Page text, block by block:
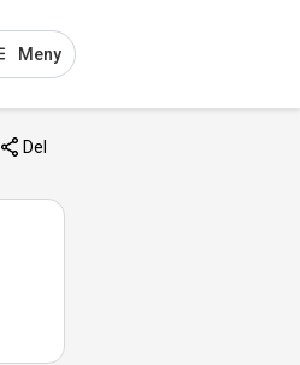
Meny
Del